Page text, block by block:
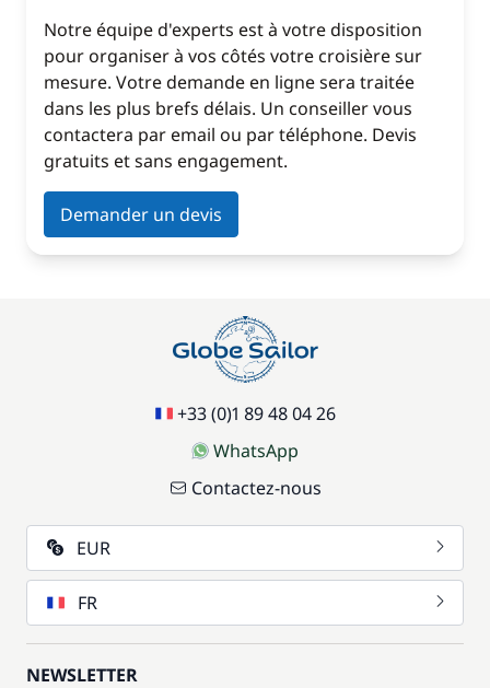
Notre équipe d'experts est à votre disposition
pour organiser à vos côtés votre croisière sur
mesure. Votre demande en ligne sera traitée
dans les plus brefs délais. Un conseiller vous
contactera par email ou par téléphone. Devis
gratuits et sans engagement.
Demander un devis
+33 (0)1 89 48 04 26
WhatsApp
Contactez-nous
EUR
FR
NEWSLETTER